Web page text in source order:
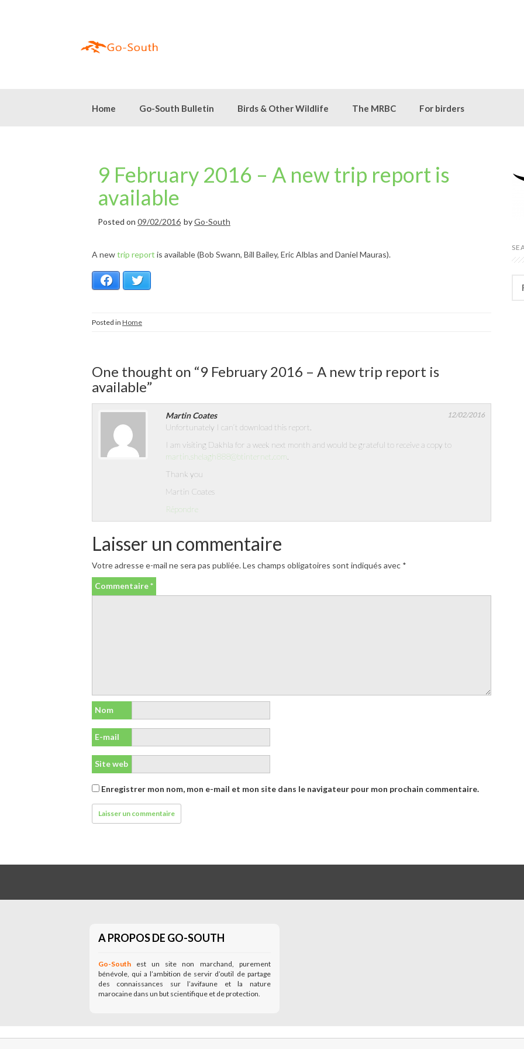
Home Go-South Bulletin Birds & Other Wildlife The MRBC For birders
9 February 2016 – A new trip report is
available
Posted on 09/02/2016 byGo-South
A newtrip report is available (Bob Swann, Bill Bailey, Eric Alblas and Daniel Mauras).
Facebook
Posted in Home
One thought on “9 February 2016 – A new trip report is
available”
Martin Coates 12/02/2016
Unfortunately I can’t download this report.
I am visiting Dakhla for a week next month and would be grateful to receive a copy to
martin.shelagh888@btinternet.com
Thank you
Martin Coates
Répondre
Laisser un commentaire
Votre adresse e-mail ne sera pas publiée.Les champs obligatoires sont indiqués avec *
Commentaire*
Nom
E-mail
Site web
Enregistrer mon nom, mon e-mail et mon site dans le navigateur pour mon prochain commentaire.
A PROPOS DE GO-SOUTH
Go-South est un site non marchand, purement
bénévole, qui a l’ambition de servir d’outil de partage
des connaissances sur l’avifaune et la nature
marocaine dans un but scientifique et de protection.